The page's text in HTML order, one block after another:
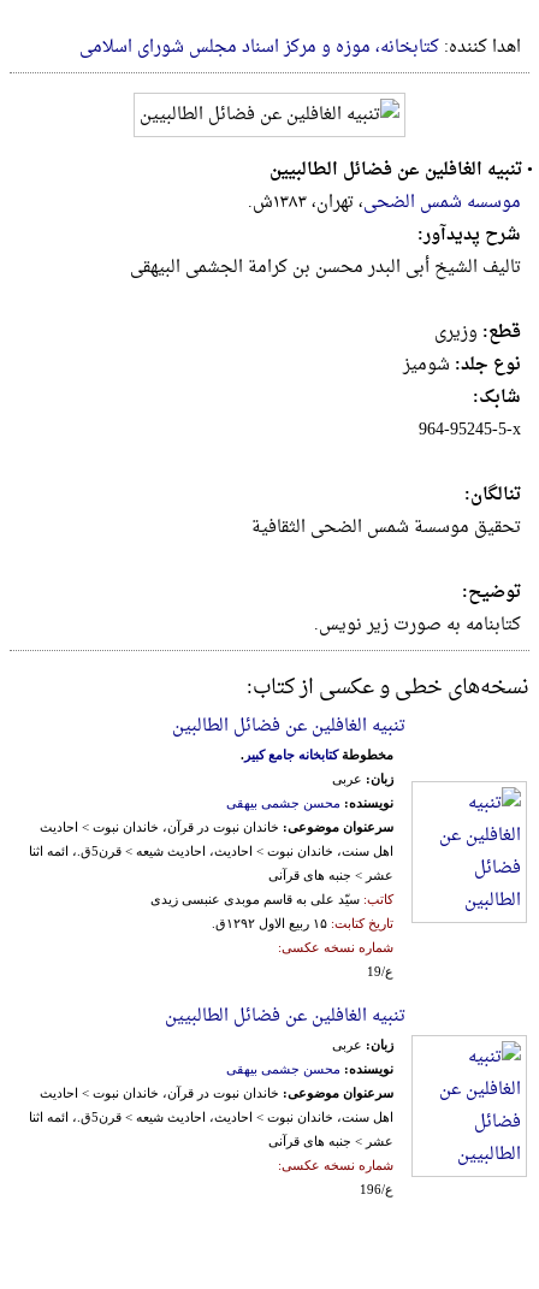
اهدا کننده:کتابخانه، موزه و مرکز اسناد مجلس شورای اسلامی
•تنبیه الغافلین عن فضائل الطالبیین
موسسه شمس الضحی، تهران، ۱۳۸۳ش.
شرح پدیدآور:
تالیف الشیخ أبی البدر محسن بن کرامة الجشمی البیهقی
قطع: وزيرى
نوع جلد: شومیز
شابک:
‎964-95245-5-x‬
تنالگان:
تحقیق موسسة شمس الضحی الثقافیة
توضیح:
کتابنامه به صورت زیر نویس.
نسخه‌های خطی و عکسی از کتاب:
تنبیه الغافلین عن فضائل الطالبین
مخطوطةکتابخانه جامع کبیر .
زبان: عربی
نویسنده: محسن جشمی بیهقی
سرعنوان موضوعی: خاندان نبوت در قرآن، خاندان نبوت > احادیث
اهل سنت، خاندان نبوت > احادیث، احادیث شیعه > قرن5ق.، ائمه اثنا
عشر > جنبه های قرآنی
کاتب: سیّد علی به قاسم موبدی عنبسی زیدی
تاریخ کتابت: ۱۵ ربیع الاول ۱۲۹۲ق.
شماره نسخه عکسی:
ع/19
تنبیه الغافلین عن فضائل الطالبیین
زبان: عربی
نویسنده: محسن جشمی بیهقی
سرعنوان موضوعی: خاندان نبوت در قرآن، خاندان نبوت > احادیث
اهل سنت، خاندان نبوت > احادیث، احادیث شیعه > قرن5ق.، ائمه اثنا
عشر > جنبه های قرآنی
شماره نسخه عکسی:
ع/196